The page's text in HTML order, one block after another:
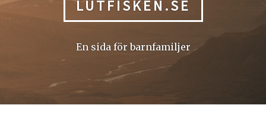
LUTFISKEN.SE
En sida för barnfamiljer